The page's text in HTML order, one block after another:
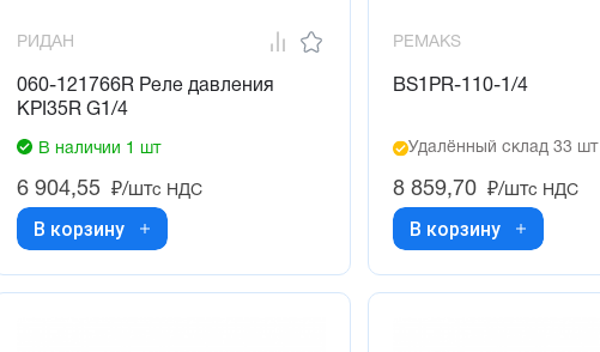
РИДАН
060-121766R Реле давления
KPI35R G1/4
В наличии 1 шт
6 904,55 ₽/штс НДС
В корзину
PEMAKS
BS1PR-110-1/4
Удалённый склад 33 шт
8 859,70 ₽/штс НДС
В корзину